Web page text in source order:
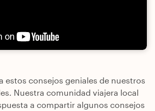
estos consejos geniales de nuestros
Nuestra comunidad viajera local
a compartir algunos consejos